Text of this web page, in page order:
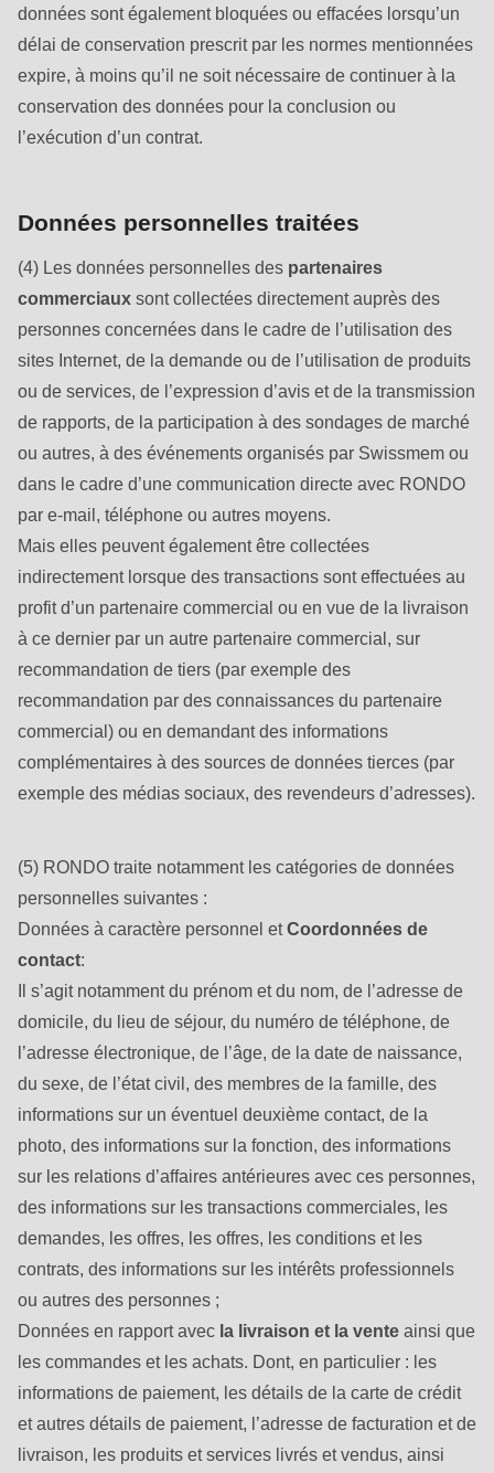
to
parameter
#1
($string)
of
string
deprecated
in
Drupal\rondo_contact\ContactService-
>Drupal\rondo_contact\
{closure}
()
(line
597
of
modules/custom/rondo_contact/src/ContactService.php
Deprecated
function:
mb_substr():
Passing
null
to
parameter
($string)
of
type
string
is
deprecated
in
Drupal\rondo_contact\ContactService-
>Drupal\rondo_contact\
{closure}
()
(line
592
of
modules/custom/rondo_contact/src/ContactService.php
Deprecated
function:
mb_substr():
Passing
données sont également bloquées ou effacées lorsqu’un
délai de conservation prescrit par les normes mentionnées
expire, à moins qu’il ne soit nécessaire de continuer à la
conservation des données pour la conclusion ou
l’exécution d’un contrat.
Données personnelles traitées
(4) Les données personnelles des partenaires
commerciaux sont collectées directement auprès des
personnes concernées dans le cadre de l’utilisation des
sites Internet, de la demande ou de l’utilisation de produits
ou de services, de l’expression d’avis et de la transmission
de rapports, de la participation à des sondages de marché
ou autres, à des événements organisés par Swissmem ou
dans le cadre d’une communication directe avec RONDO
par e-mail, téléphone ou autres moyens.
Mais elles peuvent également être collectées
indirectement lorsque des transactions sont effectuées au
profit d’un partenaire commercial ou en vue de la livraison
à ce dernier par un autre partenaire commercial, sur
recommandation de tiers (par exemple des
recommandation par des connaissances du partenaire
commercial) ou en demandant des informations
complémentaires à des sources de données tierces (par
exemple des médias sociaux, des revendeurs d’adresses).
(5) RONDO traite notamment les catégories de données
personnelles suivantes :
Données à caractère personnel etCoordonnées de
contact:
Il s’agit notamment du prénom et du nom, de l’adresse de
domicile, du lieu de séjour, du numéro de téléphone, de
l’adresse électronique, de l’âge, de la date de naissance,
du sexe, de l’état civil, des membres de la famille, des
informations sur un éventuel deuxième contact, de la
photo, des informations sur la fonction, des informations
sur les relations d’affaires antérieures avec ces personnes,
des informations sur les transactions commerciales, les
demandes, les offres, les offres, les conditions et les
contrats, des informations sur les intérêts professionnels
ou autres des personnes ;
Données en rapport avec la livraison et la vente ainsi que
les commandes et les achats. Dont, en particulier : les
informations de paiement, les détails de la carte de crédit
et autres détails de paiement, l’adresse de facturation et de
livraison, les produits et services livrés et vendus, ainsi